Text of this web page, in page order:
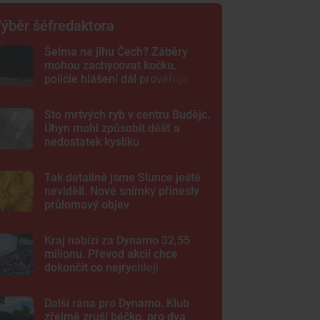
šéfredaktora
Šelma na jihu Čech? Záběry
mohou zachycovat kočku,
policie hlášení dál prověřuje
Sto mrtvých ryb v centru Budějc.
Úhyn mohl způsobit déšť a
nedostatek kyslíku
Tak detailně jsme Slunce ještě
neviděli. Nové snímky přinesly
průlomový objev
Kraj nabízí za Dynamo 32,55
milionu. Převod akcií chce
dokončit co nejrychleji
Další rána pro Dynamo. Klub
zřejmě zruší béčko, pro dva